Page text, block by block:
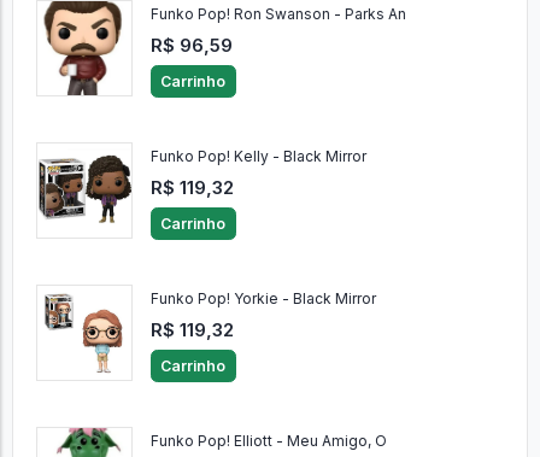
Funko Pop! Ron Swanson - Parks An
R$ 96,59
Carrinho
Funko Pop! Kelly - Black Mirror
R$ 119,32
Carrinho
Funko Pop! Yorkie - Black Mirror
R$ 119,32
Carrinho
Funko Pop! Elliott - Meu Amigo, O